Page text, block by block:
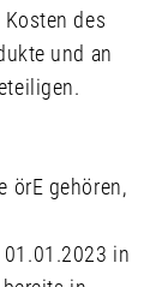
des
und an
örE gehören,
in